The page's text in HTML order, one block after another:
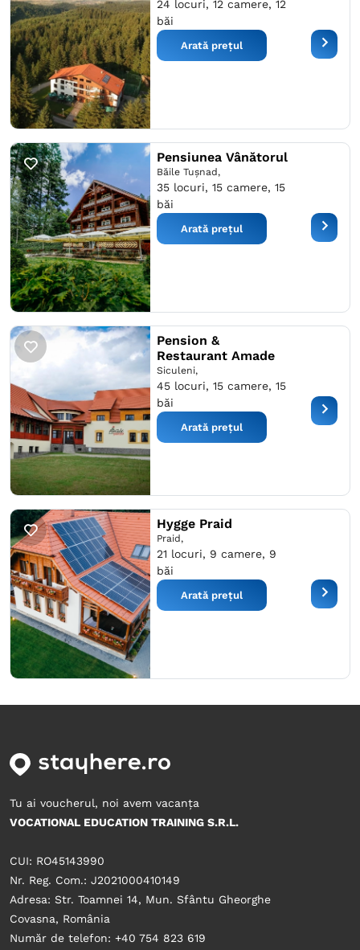
24 locuri, 12 camere, 12
băi
Arată prețul
Pensiunea Vânătorul
Băile Tuşnad,
35 locuri, 15 camere, 15
băi
Arată prețul
Pension &
Restaurant Amade
Siculeni,
45 locuri, 15 camere, 15
băi
Arată prețul
Hygge Praid
Praid,
21 locuri, 9 camere, 9
băi
Arată prețul
Tu ai voucherul, noi avem vacanța
VOCATIONAL EDUCATION TRAINING S.R.L.
CUI: RO45143990
Nr. Reg. Com.: J2021000410149
Adresa: Str. Toamnei 14, Mun. Sfântu Gheorghe
Covasna, România
Număr de telefon: +40 754 823 619